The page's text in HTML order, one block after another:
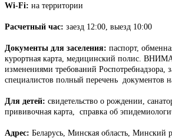
Wi-Fi: на территории
Расчетный час: заезд 12:00, выезд 10:00
Документы для заселения: паспорт,
курортная карта, медицинский полис.
изменениями требований Роспотребнадзора,
специалистов полный перечень документов
Для детей: свидетельство о рождении,
прививочная карта, справка об
Адрес: Беларусь, Минская область, Минский